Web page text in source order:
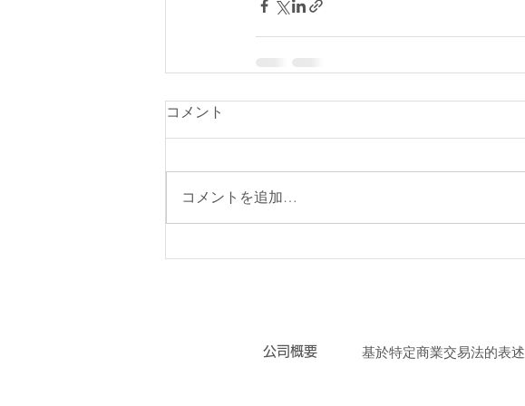
コメント
コメントを追加…
​公司概要 ​基於特定商業交易法的表述